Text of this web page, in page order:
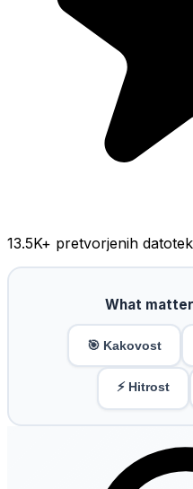
13.5K+ pretvorjenih datotek
What
🎯 Kakovost
⚡ Hitrost